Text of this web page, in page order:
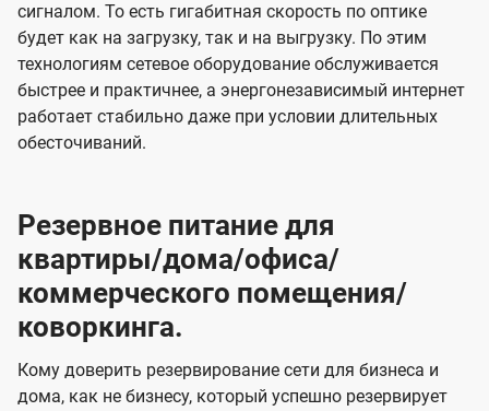
сигналом. То есть гигабитная скорость по оптике
будет как на загрузку, так и на выгрузку. По этим
технологиям сетевое оборудование обслуживается
быстрее и практичнее, а энергонезависимый интернет
работает стабильно даже при условии длительных
обесточиваний.
Резервное питание для
квартиры/дома/офиса/
коммерческого помещения/
коворкинга.
Кому доверить резервирование сети для бизнеса и
дома, как не бизнесу, который успешно резервирует